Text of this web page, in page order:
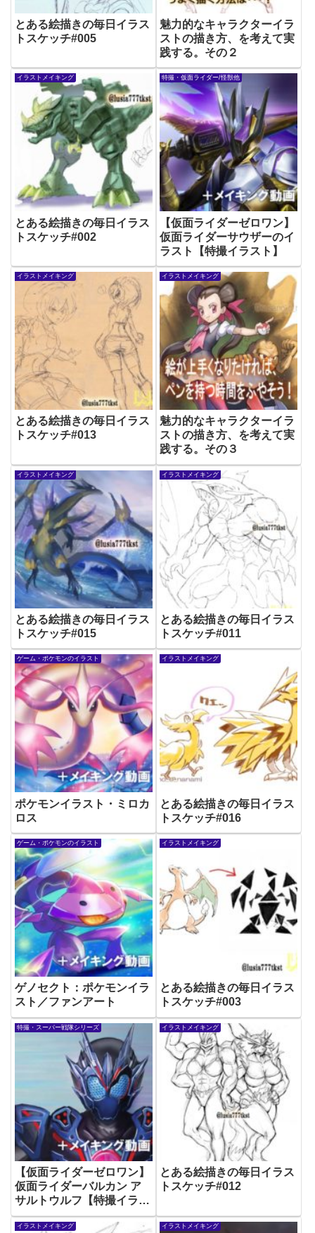
とある絵描きの毎日イラス
トスケッチ#005
魅力的なキャラクターイラ
ストの描き方、を考えて実
践する。その２
イラストメイキング
とある絵描きの毎日イラス
トスケッチ#002
特撮・仮面ライダー/怪獣他
【仮面ライダーゼロワン】
仮面ライダーサウザーのイ
ラスト【特撮イラスト】
イラストメイキング
とある絵描きの毎日イラス
トスケッチ#013
イラストメイキング
魅力的なキャラクターイラ
ストの描き方、を考えて実
践する。その３
イラストメイキング
とある絵描きの毎日イラス
トスケッチ#015
イラストメイキング
とある絵描きの毎日イラス
トスケッチ#011
ゲーム・ポケモンのイラスト
ポケモンイラスト・ミロカ
ロス
イラストメイキング
とある絵描きの毎日イラス
トスケッチ#016
ゲーム・ポケモンのイラスト
ゲノセクト：ポケモンイラ
スト／ファンアート
イラストメイキング
とある絵描きの毎日イラス
トスケッチ#003
特撮・スーパー戦隊シリーズ
【仮面ライダーゼロワン】
仮面ライダーバルカン ア
サルトウルフ【特撮イラス
ト】
イラストメイキング
とある絵描きの毎日イラス
トスケッチ#012
イラストメイキング イラストメイキング